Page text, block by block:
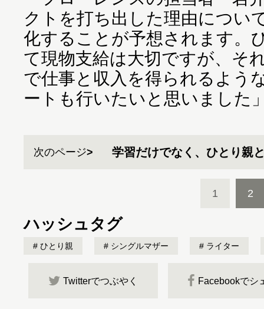
クトを打ち出した理由につい
化することが予想されます。
て現物支給は大切ですが、そ
で仕事と収入を得られるよう
ートも行いたいと思いました
次のページ 学習だけでなく、ひとり親
1 2
ハッシュタグ
ひとり親 シングルマザー ライター
Twitterでつぶやく Facebookでシ